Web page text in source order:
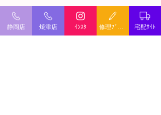
最新記事 すべて表示
静岡店 焼津店 ｲﾝｽﾀ 宅配ｻｲﾄ